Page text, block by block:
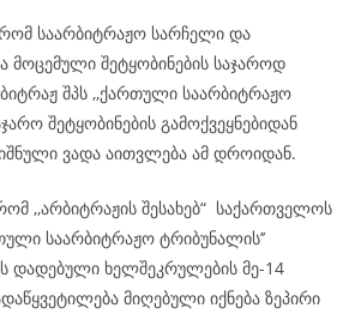
საარბიტრაჟო სარჩელი და
შეტყობინების საჯაროდ
შპს ,,ქართული საარბიტრაჟო
შეტყობინების გამოქვეყნებიდან
ვადა აითვლება ამ დროიდან.
,,არბიტრაჟის შესახებ“ საქართველოს
საარბიტრაჟო ტრიბუნალის’’
დადებული ხელშეკრულების მე-14
მიღებული იქნება ზეპირი